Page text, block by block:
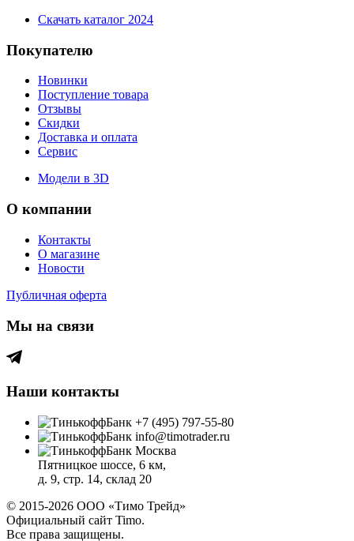
Скачать каталог 2024
Покупателю
Новинки
Поступление товара
Отзывы
Скидки
Доставка и оплата
Сервис
Модели в 3D
О компании
Контакты
О магазине
Новости
Публичная оферта
Мы на связи
Наши контакты
+7 (495) 797-55-80
info@timotrader.ru
Москва
Пятницкое шоссе, 6 км,
д. 9, стр. 14, склад 20
© 2015-2026 ООО «Тимо Трейд»
Официальный сайт Timo.
Все права защищены.